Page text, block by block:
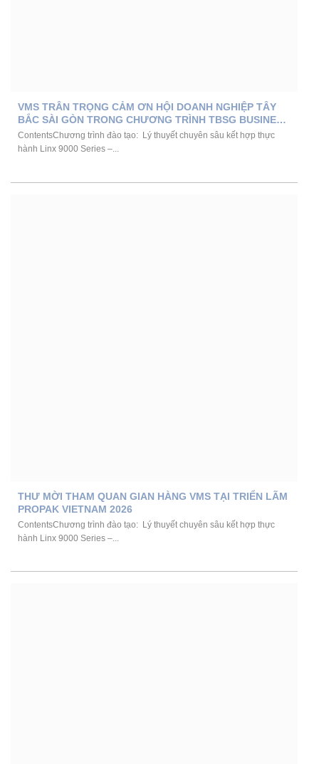
VMS TRÂN TRỌNG CẢM ƠN HỘI DOANH NGHIỆP TÂY
BẮC SÀI GÒN TRONG CHƯƠNG TRÌNH TBSG BUSINESS
TOUR THÁNG 6
ContentsChương trình đào tạo: Lý thuyết chuyên sâu kết hợp thực
hành Linx 9000 Series –...
THƯ MỜI THAM QUAN GIAN HÀNG VMS TẠI TRIỂN LÃM
PROPAK VIETNAM 2026
ContentsChương trình đào tạo: Lý thuyết chuyên sâu kết hợp thực
hành Linx 9000 Series –...